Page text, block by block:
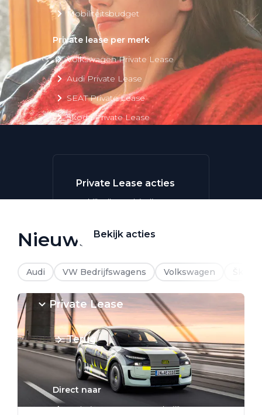
Mobiliteitsbudget
Private lease per merk
Volkswagen Private Lease
Audi Private Lease
SEAT Private Lease
Škoda Private Lease
Private Lease acties
Bekijk alle aanbiedingen
Bekijk acties
Private Lease
Terug
Direct naar
Website Pon Center Zakelijk
Nieuws
Audi VW Bedrijfswagens Volkswagen